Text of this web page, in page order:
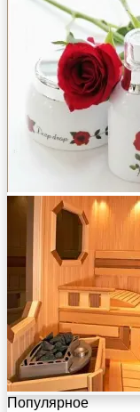
Популярное